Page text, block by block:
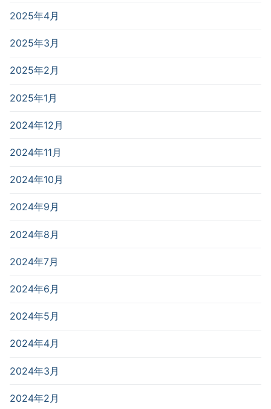
2025年4月
2025年3月
2025年2月
2025年1月
2024年12月
2024年11月
2024年10月
2024年9月
2024年8月
2024年7月
2024年6月
2024年5月
2024年4月
2024年3月
2024年2月